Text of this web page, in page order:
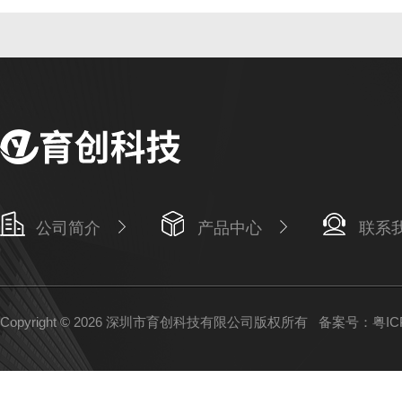
公司简介 产品中心 联系
Copyright © 2026 深圳市育创科技有限公司版权所有 备案号：粤